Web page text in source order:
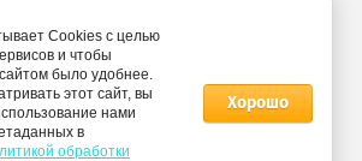
конфиденциальности
Cookies с целью
и чтобы
было удобнее.
этот сайт, вы
нами
в
обработки
Хорошо